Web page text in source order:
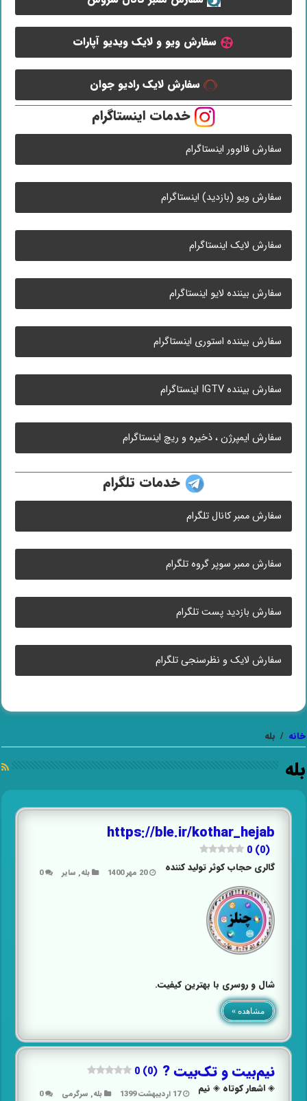
خانه / بله
بله
https://ble.ir/kothar_hejab
0 (0)
20 مهر 1400 بله, سایر 0 گالری حجاب کوثر تولید کننده
شال و روسری با بهترین کیفیت.
مشاهده »
نیم‌بیت و تک‌بیت ? 0 (0)
17 اردیبهشت 1399 بله, سرگرمی 0 ◈ اشعار کوتاه ◈ نیم
سفارش ویو و لایک ویدیو آپارات
سفارش لایک رادیو جوان
خدمات اینستاگرام
سفارش فالوور اینستاگرام
سفارش ویو (بازدید) اینستاگرام
سفارش لایک اینستاگرام
سفارش بیننده لایو اینستاگرام
سفارش بیننده استوری اینستاگرام
سفارش بیننده IGTV اینستاگرام
سفارش ایمپرژن ، ذخیره و ریچ اینستاگرام
خدمات تلگرام
سفارش ممبر کانال تلگرام
سفارش ممبر سوپر گروه تلگرام
سفارش بازدید پست تلگرام
سفارش لایک و نظرسنجی تلگرام